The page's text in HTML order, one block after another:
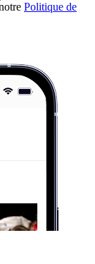
Politique de